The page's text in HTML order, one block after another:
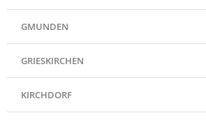
GMUNDEN
GRIESKIRCHEN
KIRCHDORF